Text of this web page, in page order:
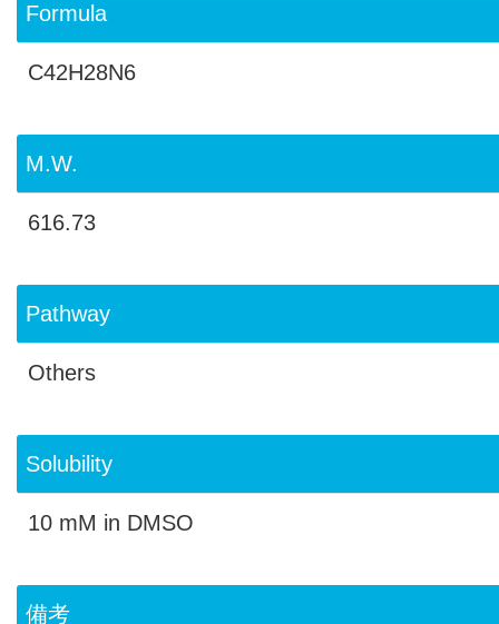
Formula
C42H28N6
M.W.
616.73
Pathway
Others
Solubility
10 mM in DMSO
備考